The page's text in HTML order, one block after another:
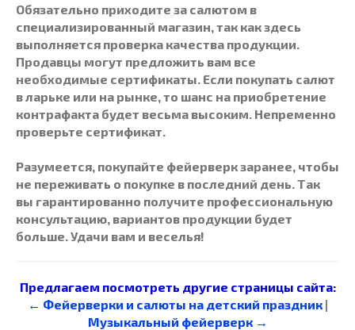
Обязательно приходите за салютом в
специализированный магазин, так как здесь
выполняется проверка качества продукции.
Продавцы могут предложить вам все
необходимые сертификаты. Если покупать салют
в ларьке или на рынке, то шанс на приобретение
контрафакта будет весьма высоким. Непременно
проверьте сертификат.
Разумеется, покупайте фейерверкзаранее, чтобы
не переживать о покупке в последний день. Так
вы гарантированно получите профессиональную
консультацию, вариантов продукции будет
больше. Удачи вам и веселья!
Предлагаем посмотреть другие страницы сайта:
← Фейерверки и салюты на детский праздник|
Музыкальный фейерверк →